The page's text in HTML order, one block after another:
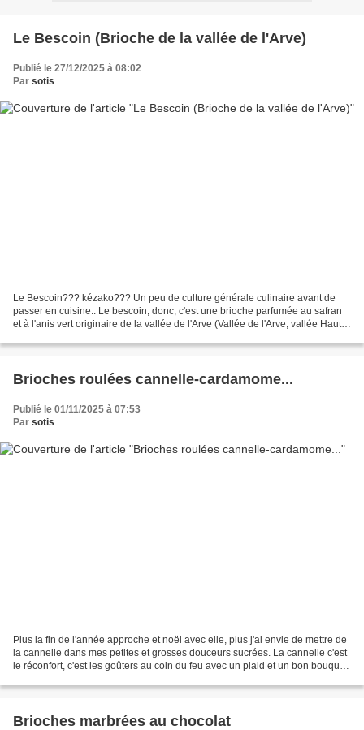
Le Bescoin (Brioche de la vallée de l'Arve)
Publié le 27/12/2025 à 08:02
Par sotis
Le Bescoin??? kézako??? Un peu de culture générale culinaire avant de
passer en cuisine.. Le bescoin, donc, c'est une brioche parfumée au safran
et à l'anis vert originaire de la vallée de l'Arve (Vallée de l'Arve, vallée Haut
Brioches roulées cannelle-cardamome...
Publié le 01/11/2025 à 07:53
Par sotis
Plus la fin de l'année approche et noël avec elle, plus j'ai envie de mettre de
la cannelle dans mes petites et grosses douceurs sucrées. La cannelle c'est
le réconfort, c'est les goûters au coin du feu avec un plaid et un bon bouquin,
Brioches marbrées au chocolat